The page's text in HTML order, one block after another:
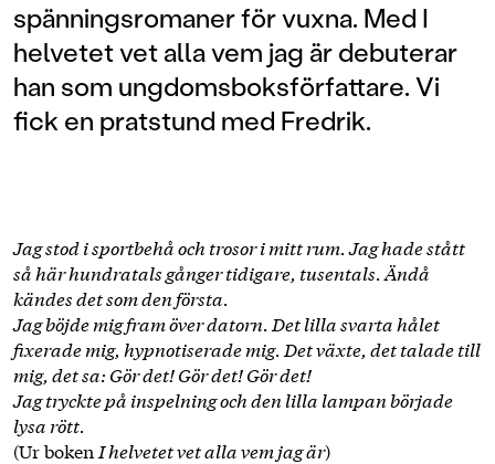
spänningsromaner för vuxna. Med I
helvetet vet alla vem jag är debuterar
han som ungdomsboksförfattare. Vi
fick en pratstund med Fredrik.
Jag stod i sportbehå och trosor i mitt rum. Jag hade stått
så här hundratals gånger tidigare, tusentals. Ändå
kändes det som den första.
Jag böjde mig fram över datorn. Det lilla svarta hålet
fixerade mig, hypnotiserade mig. Det växte, det talade till
mig, det sa: Gör det! Gör det! Gör det!
Jag tryckte på inspelning och den lilla lampan började
lysa rött.
(Ur boken I helvetet vet alla vem jag är)